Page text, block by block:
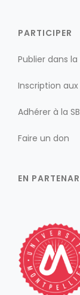
PARTICIPER
Publier dans
Inscription
Adhérer à la
Faire un don
EN